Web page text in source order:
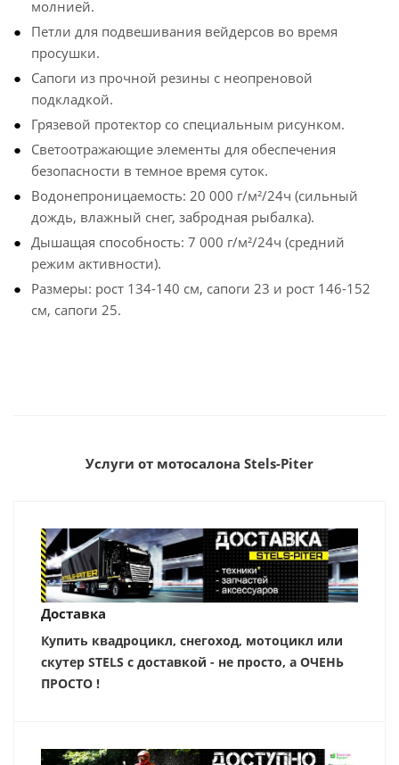
молнией.
Петли для подвешивания вейдерсов во время
просушки.
Сапоги из прочной резины с неопреновой
подкладкой.
Грязевой протектор со специальным рисунком.
Светоотражающие элементы для обеспечения
безопасности в темное время суток.
Водонепроницаемость: 20 000 г/м²/24ч (сильный
дождь, влажный снег, забродная рыбалка).
Дышащая способность: 7 000 г/м²/24ч (средний
режим активности).
Размеры: рост 134-140 см, сапоги 23 и рост 146-152
см, сапоги 25.
Услуги от мотосалона Stels-Piter
Доставка
Купить квадроцикл, снегоход, мотоцикл или
скутер STELS с доставкой - не просто, а ОЧЕНЬ
ПРОСТО !